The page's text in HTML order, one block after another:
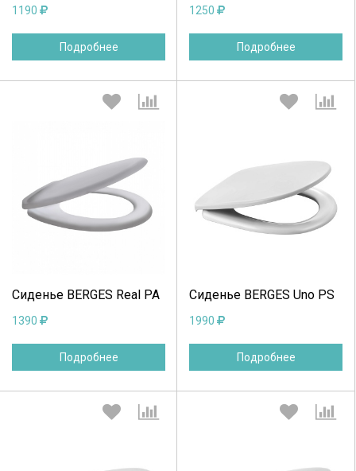
1190
Подробнее
1250
Подробнее
Сиденье BERGES Real PA
1390
Подробнее
Выберите количество:
Сиденье BERGES Uno PS
1990
Подробнее
Выберите количество: